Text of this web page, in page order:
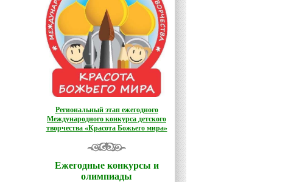
Региональный этап ежегодного
Международного конкурса детского
творчества «Красота Божьего мира»
Ежегодные конкурсы и
олимпиады